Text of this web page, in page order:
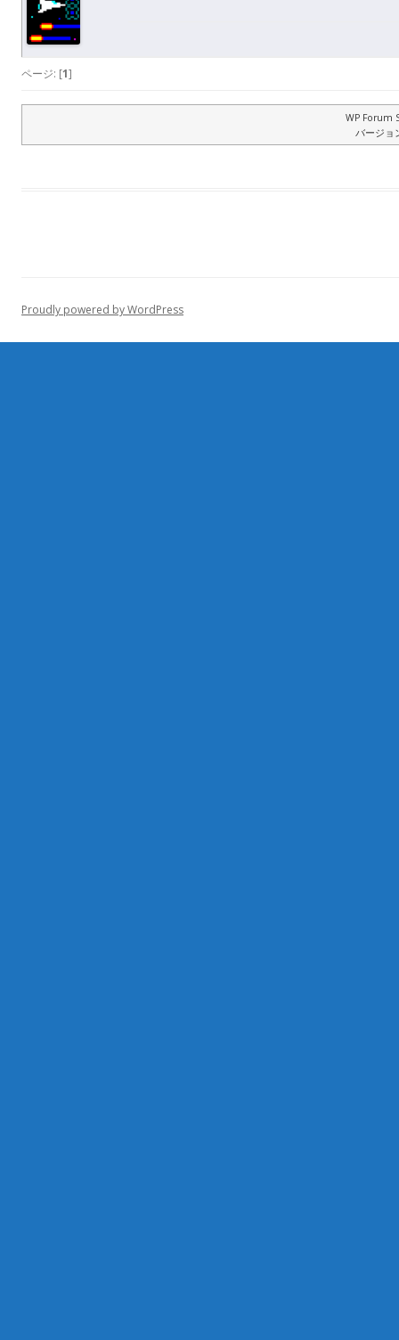
ページ: [1]
WP Forum
バージョ
Proudly powered by WordPress